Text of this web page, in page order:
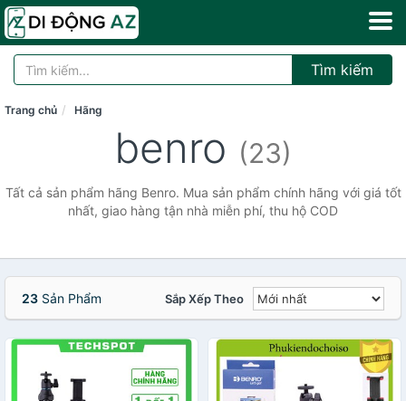
Tìm kiếm
Trang chủ Hãng
benro (23)
Tất cả sản phẩm hãng Benro. Mua sản phẩm chính hãng với giá tốt
nhất, giao hàng tận nhà miễn phí, thu hộ COD
23 Sản Phẩm Sắp Xếp Theo